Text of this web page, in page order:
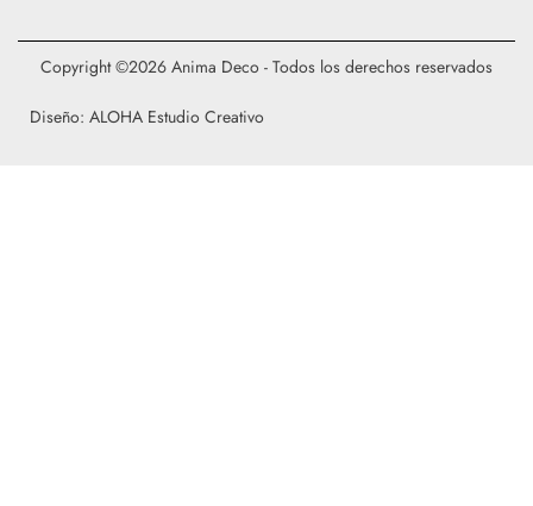
Diseño: ALOHA Estudio Creativo
Copyright ©2026 Anima Deco - Todos los derechos reservados